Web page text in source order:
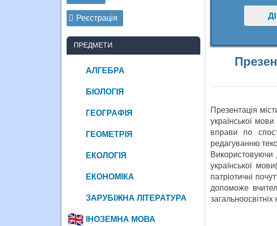
Презентація
української
вправи по
редагуванню
Використовуючи
української
патріотичні
допоможе
Реєстрація
ПРЕДМЕТИ
АЛГЕБРА
БІОЛОГІЯ
ГЕОГРАФІЯ
ГЕОМЕТРІЯ
ЕКОЛОГІЯ
ЕКОНОМІКА
ЗАРУБІЖНА ЛІТЕРАТУРА
ІНОЗЕМНА МОВА